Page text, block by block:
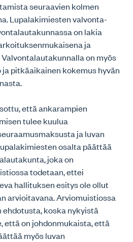
seuraavien kolmen
Lupalakimiesten valvonta-
on lakia
ja
on myös
pitkäaikainen kokemus hyvän
että ankarampien
tulee kuulua
ja luvan
osalta päättää
joka on
todetaan, ettei
hallituksen esitys ole ollut
arvioitavana. Arviomuistiossa
koska nykyistä
että on johdonmukaista, että
myös luvan